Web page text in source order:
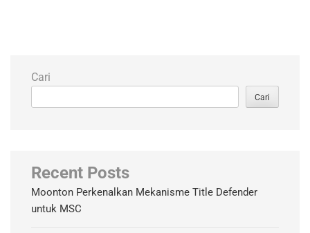
Cari
Cari
Recent Posts
Moonton Perkenalkan Mekanisme Title Defender
untuk MSC